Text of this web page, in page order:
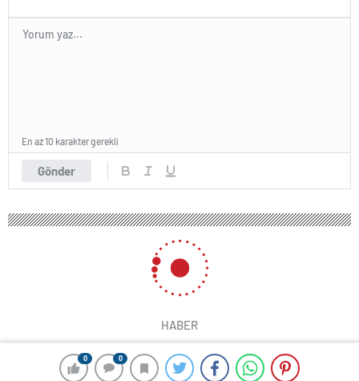
0 0
Gönder
En az 10 karakter gerekli
HABER